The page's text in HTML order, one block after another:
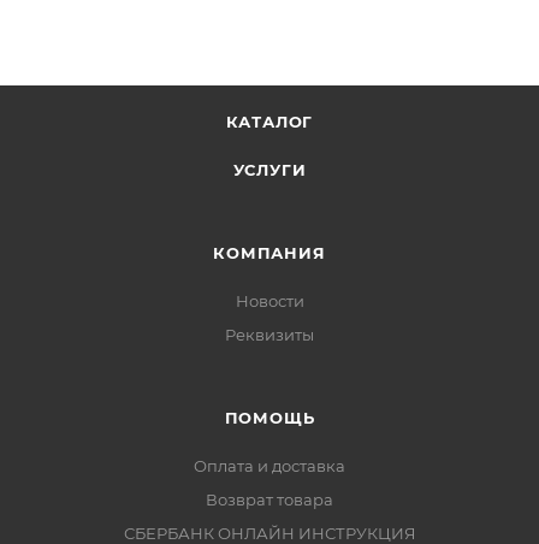
КАТАЛОГ
УСЛУГИ
КОМПАНИЯ
Новости
Реквизиты
ПОМОЩЬ
Оплата и доставка
Возврат товара
СБЕРБАНК ОНЛАЙН ИНСТРУКЦИЯ